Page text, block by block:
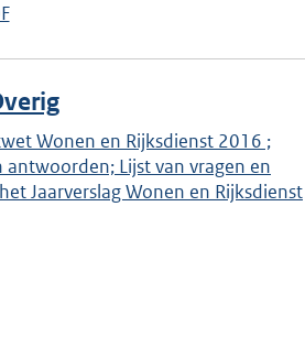
Wonen en Rijksdienst 2016 ;
antwoorden; Lijst van vragen en
Jaarverslag Wonen en Rijksdienst